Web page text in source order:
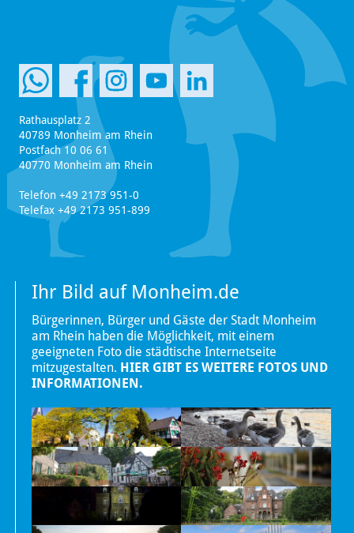
Rathausplatz 2
40789 Monheim am Rhein
Postfach 10 06 61
40770 Monheim am Rhein
Telefon +49 2173 951-0
Telefax +49 2173 951-899
Ihr Bild auf Monheim.de
Bürgerinnen, Bürger und Gäste der Stadt Monheim
am Rhein haben die Möglichkeit, mit einem
geeigneten Foto die städtische Internetseite
mitzugestalten. HIER GIBT ES WEITERE FOTOS UND
INFORMATIONEN.